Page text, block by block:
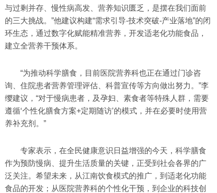
与过剩并存、慢性病高发、营养知识匮乏，是摆在我们面前
的三大挑战。”他建议构建“需求引导-技术突破-产业落地”的闭
环生态，通过数字化赋能精准营养，开发适老化功能食品，
建立全营养干预体系。
“为推动科学膳食，目前医院营养科也正在通过门诊咨
询、住院患者营养管理评估、科普宣传等方向做出努力。”李
缨建议，“对于慢病患者，及孕妇、素食者等特殊人群，需要
遵循‘个性化膳食方案+定期随访’的模式，并在必要时使用营
养补充剂。”
专家表示，在全民健康意识日益增强的今天，科学膳食
作为预防慢病、提升生活质量的关键，正受到社会各界的广
泛关注。希望未来，从江南饮食模式的推广，到适老化功能
食品的开发；从医院营养科的个性化干预，到企业的科技创